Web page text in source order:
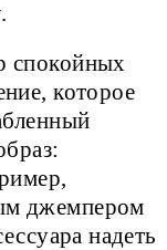
спокойных
которое
джемпером
надеть